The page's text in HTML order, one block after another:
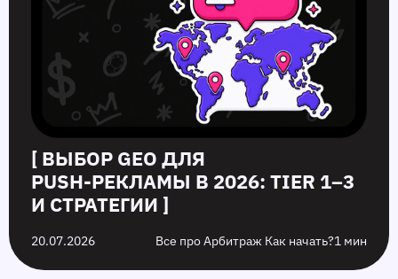
[ ВЫБОР GEO ДЛЯ
PUSH‑РЕКЛАМЫ В 2026: TIER 1–3
И СТРАТЕГИИ ]
20.07.2026 Все про Арбитраж Как начать?1 мин